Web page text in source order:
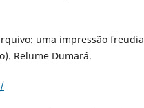
uma impressão
Relume Dumará.